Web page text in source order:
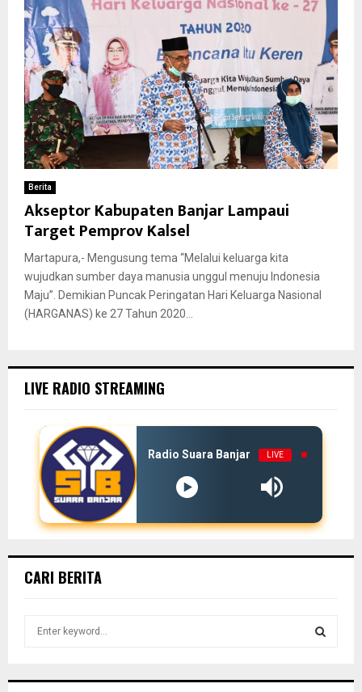
Berita
Akseptor Kabupaten Banjar Lampaui
Target Pemprov Kalsel
Martapura,- Mengusung tema “Melalui keluarga kita
wujudkan sumber daya manusia unggul menuju Indonesia
Maju”. Demikian Puncak Peringatan Hari Keluarga Nasional
(HARGANAS) ke 27 Tahun 2020...
LIVE RADIO STREAMING
Radio Suara Banjar LIVE
CARI BERITA